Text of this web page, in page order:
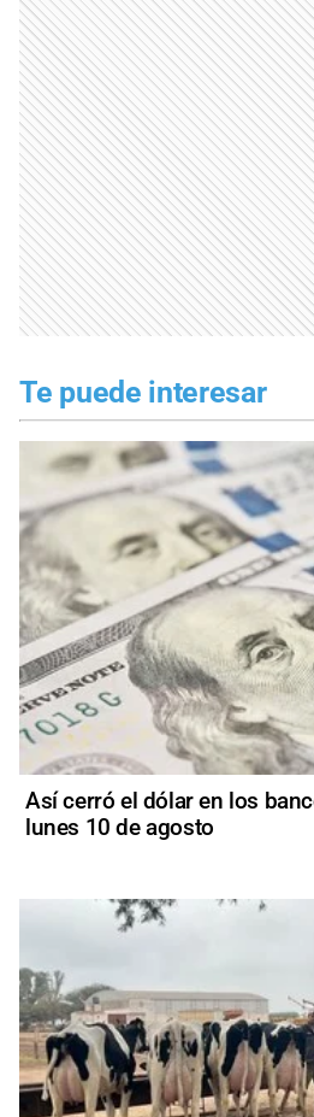
Te puede interesar
Así cerró el dólar en los
lunes 10 de agosto